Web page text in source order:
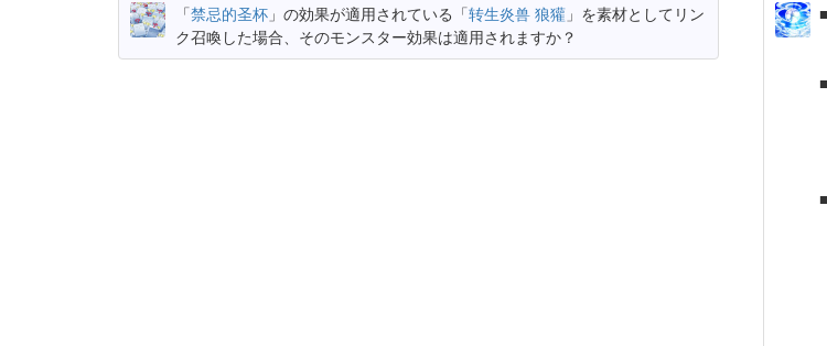
「禁忌的圣杯 」の効果が適用されている「转生炎兽 狼獾 」を素材としてリン
ク召喚した場合、そのモンスター効果は適用されますか？